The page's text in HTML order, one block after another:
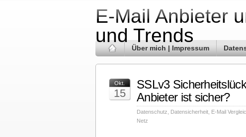
E-Mail Anbieter
und Trends
Über mich | Impressum
Okt.
15
SSLv3
Anbieter ist sicher?
Datenschutz Datensicherheit E-Mail
Netz